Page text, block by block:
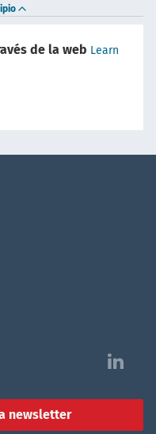
de la web Learn
l
newsletter